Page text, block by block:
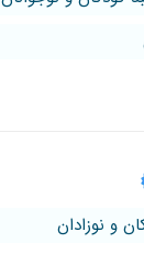
و نوزادان